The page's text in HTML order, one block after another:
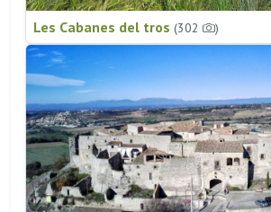
Les Cabanes del tros (302 )